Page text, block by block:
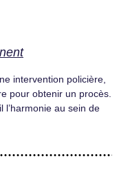
intervention policière,
pour obtenir un procès.
l’harmonie au sein de